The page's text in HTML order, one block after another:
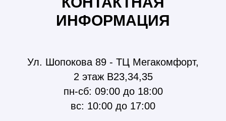
ИНФОРМАЦИЯ
Ул. Шопокова 89 - ТЦ Мегакомфорт,
2 этаж В23,34,35
пн-сб: 09:00 до 18:00
вс: 10:00 до 17:00